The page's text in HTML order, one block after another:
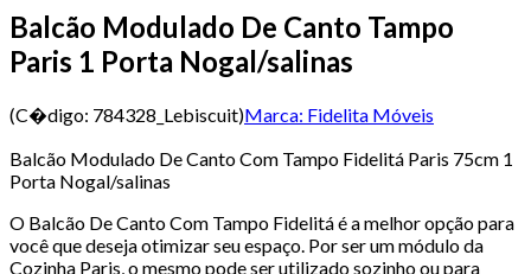
Balcão Modulado De Canto Tampo
Paris 1 Porta Nogal/salinas
(C�digo: 784328_Lebiscuit)Marca: Fidelita Móveis
Balcão Modulado De Canto Com Tampo Fidelitá Paris 75cm 1
Porta Nogal/salinas
O Balcão De Canto Com Tampo Fidelitá é a melhor opção para
você que deseja otimizar seu espaço. Por ser um módulo da
Cozinha Paris, o mesmo pode ser utilizado sozinho ou para